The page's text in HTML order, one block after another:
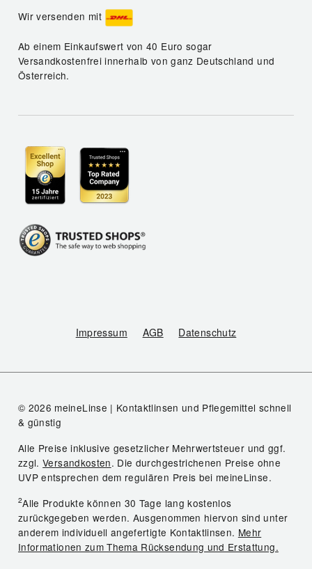
Wir versenden mit
Ab einem Einkaufswert von 40 Euro sogar
Versandkostenfrei innerhalb von ganz Deutschland und
Österreich.
Impressum AGB Datenschutz
© 2026 meineLinse | Kontaktlinsen und Pflegemittel schnell
& günstig
Alle Preise inklusive gesetzlicher Mehrwertsteuer und ggf.
zzgl.Versandkosten. Die durchgestrichenen Preise ohne
UVP entsprechen dem regulären Preis bei meineLinse.
2Alle Produkte können 30 Tage lang kostenlos
zurückgegeben werden. Ausgenommen hiervon sind unter
anderem individuell angefertigte Kontaktlinsen. Mehr
Informationen zum Thema Rücksendung und Erstattung.